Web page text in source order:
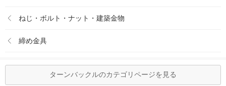
ねじ・ボルト・ナット・建築金物
締め金具
ターンバックルのカテゴリページを見る